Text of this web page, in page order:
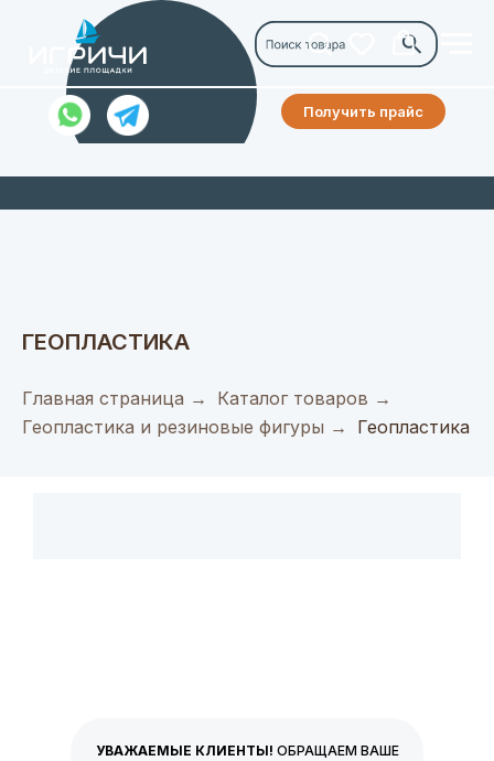
Получить прайс
ГЕОПЛАСТИКА
Главная страница → Каталог товаров →
Геопластика и резиновые фигуры → Геопластика
УВАЖАЕМЫЕ КЛИЕНТЫ! ОБРАЩАЕМ ВАШЕ